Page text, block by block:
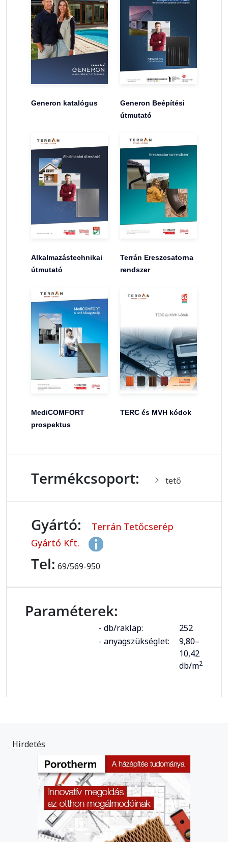
Generon katalógus
Generon Beépítési
útmutató
Alkalmazástechnikai
útmutató
Terrán Ereszcsatorna
rendszer
MediCOMFORT
prospektus
TERC és MVH kódok
Termékcsoport: tető
Gyártó:
Terrán Tetőcserép
Gyártó Kft.
Tel: 69/569-950
Paraméterek:
- db/raklap:
252
- anyagszükséglet:
9,80–
10,42
db/m2
Hirdetés